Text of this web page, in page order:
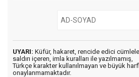
UYARI: Küfür, hakaret, rencide edici
saldırı içeren, imla kuralları ile yazılmamış,
Türkçe karakter kullanılmayan ve büyük
onaylanmamaktadır.